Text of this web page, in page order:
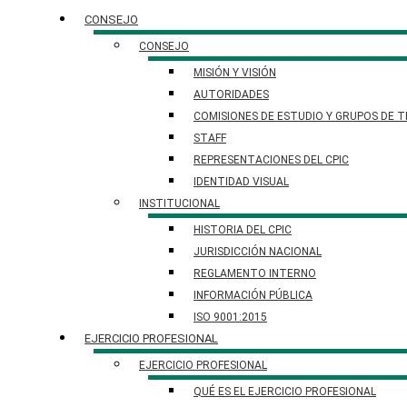
CONSEJO
CONSEJO
MISIÓN Y VISIÓN
AUTORIDADES
COMISIONES DE ESTUDIO Y GRUPOS DE
STAFF
REPRESENTACIONES DEL CPIC
IDENTIDAD VISUAL
INSTITUCIONAL
HISTORIA DEL CPIC
JURISDICCIÓN NACIONAL
REGLAMENTO INTERNO
INFORMACIÓN PÚBLICA
ISO 9001:2015
EJERCICIO PROFESIONAL
EJERCICIO PROFESIONAL
QUÉ ES EL EJERCICIO PROFESIONAL